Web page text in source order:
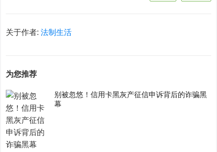
关于作者:法制生活
为您推荐
别被忽悠！信用卡黑灰产征信申诉背后的诈骗黑
幕